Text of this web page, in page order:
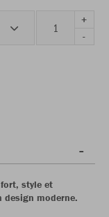
+
-
style et
design moderne.